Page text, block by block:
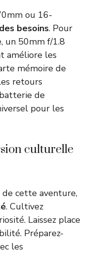
ou 16-
besoins. Pour
un 50mm f/1.8
améliore les
mémoire de
retours
de
pour les
culturelle
cette aventure,
. Cultivez
Laissez place
Préparez-
les